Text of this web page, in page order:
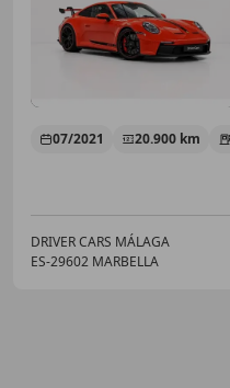
07/2021 20.900 km
DRIVER CARS MÁLAGA
ES-29602 MARBELLA